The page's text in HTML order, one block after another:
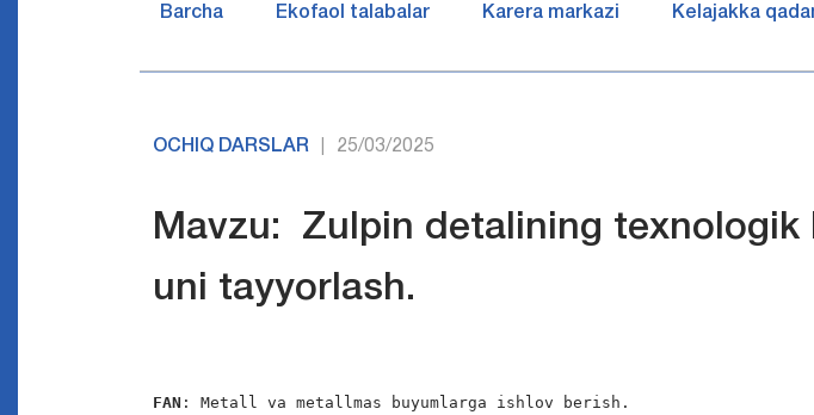
Barcha Ekofaol talabalar Karera markazi Kelajakka
OCHIQ DARSLAR 25/03/2025
Mavzu: Zulpin detalining texnologik
uni tayyorlash.
FAN : Metall va metallmas buyumlarga ishlov berish.